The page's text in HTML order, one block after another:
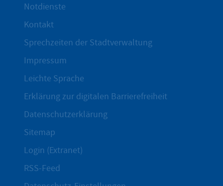
Notdienste
Kontakt
Sprechzeiten der Stadtverwaltung
Impressum
Leichte Sprache
Erklärung zur digitalen Barrierefreiheit
Datenschutzerklärung
Sitemap
Login (Extranet)
RSS-Feed